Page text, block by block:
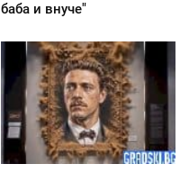
баба и внуче"